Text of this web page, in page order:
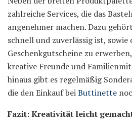
zahlreiche Services, die das
angenehmer machen. Dazu
schnell und zuverlässig ist, sowie
Geschenkgutscheine zu
kreative Freunde und
hinaus gibt es regelmäßig
die den Einkauf beiButtinette
Fazit: Kreativität leicht